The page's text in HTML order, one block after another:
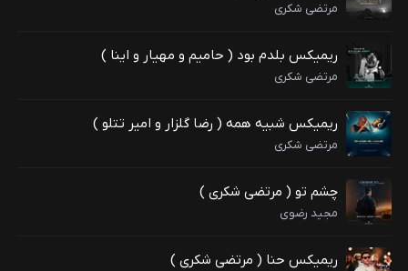
مرتضی شکری
ریمیکس بلدم بود ( حامیم و مهیار و اینا )
مرتضی شکری
ریمیکس شبیه همه ( رضا گلزار و امیر تتلو )
مرتضی شکری
چشم تو ( مرتضی شکری )
مجید رضوی
ریمیکس حنا ( مرتضی شکری )